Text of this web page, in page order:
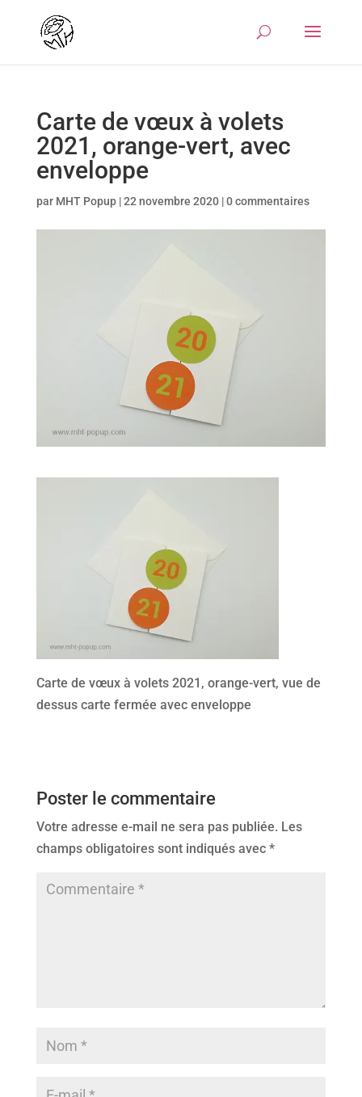
Carte de vœux à volets
2021, orange-vert, avec
enveloppe
par MHT Popup|22 novembre 2020|0 commentaires
Carte de vœux à volets 2021, orange-vert, vue de
dessus carte fermée avec enveloppe
Poster le commentaire
Votre adresse e-mail ne sera pas publiée. Les
champs obligatoires sont indiqués avec *